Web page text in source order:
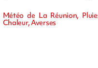
Météo de La Réunion,
Chaleur, Averses